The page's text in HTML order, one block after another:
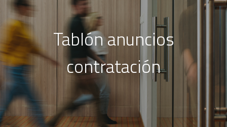
Tablón anuncios
contratación